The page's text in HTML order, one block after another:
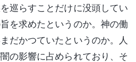
巡らすことだけに没頭してい
を求めたというのか。神の働
だかつていたというのか。人
の影響に占められており、そ